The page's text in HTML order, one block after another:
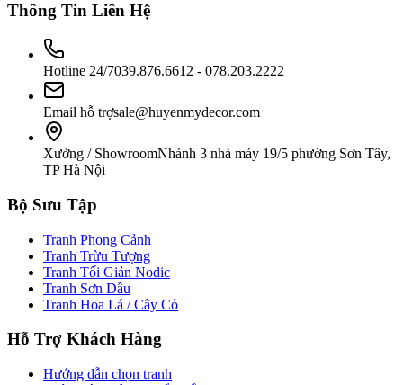
Thông Tin Liên Hệ
Hotline 24/7039.876.6612 - 078.203.2222
Email hỗ trợsale@huyenmydecor.com
Xưởng / ShowroomNhánh 3 nhà máy 19/5 phường Sơn Tây,
TP Hà Nội
Bộ Sưu Tập
Tranh Phong Cảnh
Tranh Trừu Tượng
Tranh Tối Giản Nodic
Tranh Sơn Dầu
Tranh Hoa Lá / Cây Cỏ
Hỗ Trợ Khách Hàng
Hướng dẫn chọn tranh